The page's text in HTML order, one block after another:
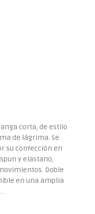
corta, de estilo
de lágrima. Se
su confección en
y elastano,
Doble
en una amplia